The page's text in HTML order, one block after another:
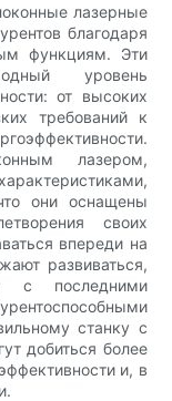
лазерные
благодаря
функциям. Эти
уровень
от высоких
требований к
лазером,
они оснащены
своих
впереди на
развиваться,
с последними
станку с
добиться более
и, в